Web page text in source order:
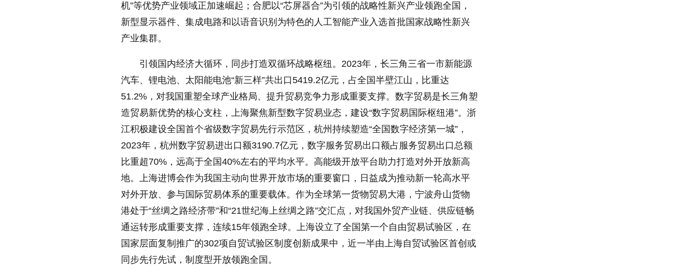
机”等优势产业领域正加速崛起；合肥以“芯屏器合”为引领的战略性新兴产业领跑全国，
新型显示器件、集成电路和以语音识别为特色的人工智能产业入选首批国家战略性新兴
产业集群。
引领国内经济大循环，同步打造双循环战略枢纽。2023年，长三角三省一市新能源
汽车、锂电池、太阳能电池“新三样”共出口5419.2亿元，占全国半壁江山，比重达
51.2%，对我国重塑全球产业格局、提升贸易竞争力形成重要支撑。数字贸易是长三角塑
造贸易新优势的核心支柱，上海聚焦新型数字贸易业态，建设“数字贸易国际枢纽港”。浙
江积极建设全国首个省级数字贸易先行示范区，杭州持续塑造“全国数字经济第一城”，
2023年，杭州数字贸易进出口额3190.7亿元，数字服务贸易出口额占服务贸易出口总额
比重超70%，远高于全国40%左右的平均水平。高能级开放平台助力打造对外开放新高
地。上海进博会作为我国主动向世界开放市场的重要窗口，日益成为推动新一轮高水平
对外开放、参与国际贸易体系的重要载体。作为全球第一货物贸易大港，宁波舟山货物
港处于“丝绸之路经济带”和“21世纪海上丝绸之路”交汇点，对我国外贸产业链、供应链畅
通运转形成重要支撑，连续15年领跑全球。上海设立了全国第一个自由贸易试验区，在
国家层面复制推广的302项自贸试验区制度创新成果中，近一半由上海自贸试验区首创或
同步先行先试，制度型开放领跑全国。